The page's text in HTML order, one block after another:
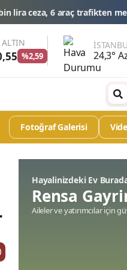
men edildi THY'den tüm
%2,59 24,3°
Fotoğraf Galerisi
Hayalinizdeki Ev
Rensa
Aileler ve yatırımcılar için